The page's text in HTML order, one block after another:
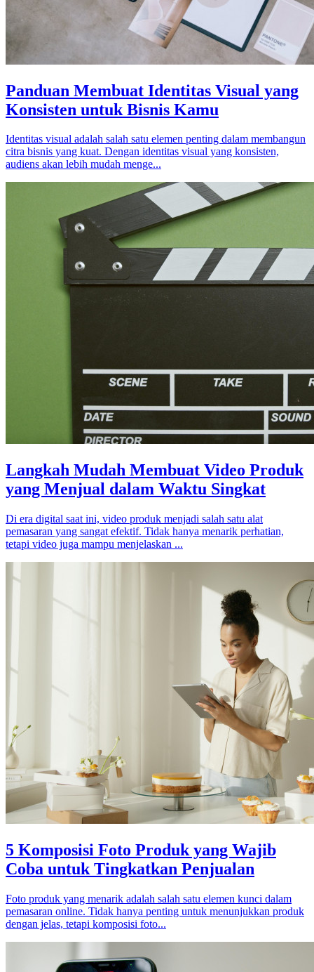
Panduan Membuat Identitas Visual yang
Konsisten untuk Bisnis Kamu
Identitas visual adalah salah satu elemen penting dalam membangun
citra bisnis yang kuat. Dengan identitas visual yang konsisten,
audiens akan lebih mudah menge...
Langkah Mudah Membuat Video Produk
yang Menjual dalam Waktu Singkat
Di era digital saat ini, video produk menjadi salah satu alat
pemasaran yang sangat efektif. Tidak hanya menarik perhatian,
tetapi video juga mampu menjelaskan ...
5 Komposisi Foto Produk yang Wajib
Coba untuk Tingkatkan Penjualan
Foto produk yang menarik adalah salah satu elemen kunci dalam
pemasaran online. Tidak hanya penting untuk menunjukkan produk
dengan jelas, tetapi komposisi foto...